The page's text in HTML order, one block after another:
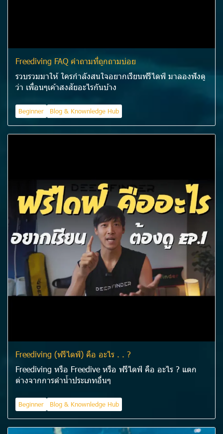
Freediving FAQ คำถามที่ถูกถามบ่อย
รวบรวมมาให้ ใครกำลังสนใจอยากเรียนฟรีไดฟ์ มาลองฟังดู
ว่า เพื่อนๆเค้าสงสัยอะไรกันบ้าง
Beginner Blog & Knownledge Hub
Freediving (ฟรีไดฟ์) คือ อะไร . . ?
Freediving หรือ Freedive หรือ ฟรีไดฟ์ คือ อะไร ? แตก
ต่างจากการดำน้ำประเภทอื่นๆ
Beginner Blog & Knownledge Hub